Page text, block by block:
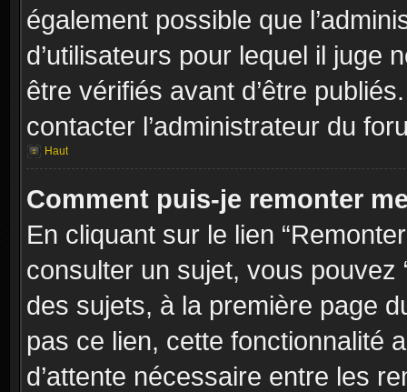
également possible que
d’utilisateurs pour lequel il juge
être vérifiés avant d’être
contacter l’administrateur du
Haut
Comment puis-je remonter
En cliquant sur le lien
consulter un sujet, vous pouvez
des sujets, à la première page
pas ce lien, cette fonctionnalité
d’attente nécessaire entre les